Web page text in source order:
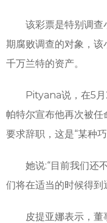
该彩票是特别调查
期腐败调查的对象，
千万兰特的资产。
Pityana说，在5月2
帕特尔宣布他再次被
要求辞职，这是“某种巧
她说:“目前我们还不
们将在适当的时候得到
皮提亚娜表示，董事